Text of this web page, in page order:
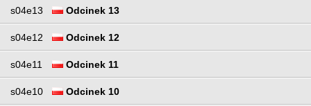
s04e13 Odcinek 13
s04e12 Odcinek 12
s04e11 Odcinek 11
s04e10 Odcinek 10